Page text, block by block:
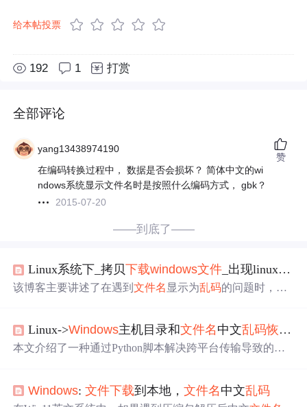
给本帖投票
192 1 打赏
全部评论
yang13438974190
在编码转换过程中， 数据是否会损坏？ 简体中文的wi
ndows系统显示文件名时是按照什么编码方式， gbk？
2015-07-20
赞
——到底了——
Linux系统下_拷贝下载windows文件 _出现linux文件
该博客主要讲述了在遇到文件名 显示为乱码的问题时，如
内容涉及编码测试、转换步骤以及最终结果展示。
Linux->Windows主机目录和文件名 中文乱码恢复
本文介绍了一种通过Python脚本解决跨平台传输导致的目
Windows:文件下载到本地，文件名 中文乱码